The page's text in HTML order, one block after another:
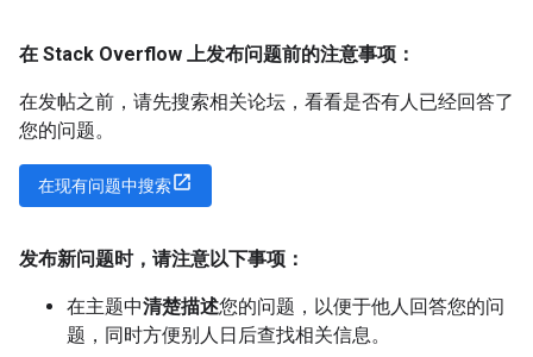
在 Stack Overflow 上发布问题前的注意事项：
在发帖之前，请先搜索相关论坛，看看是否有人已经回答了
您的问题。
在现有问题中搜索
发布新问题时，请注意以下事项：
在主题中清楚描述您的问题，以便于他人回答您的问
题，同时方便别人日后查找相关信息。